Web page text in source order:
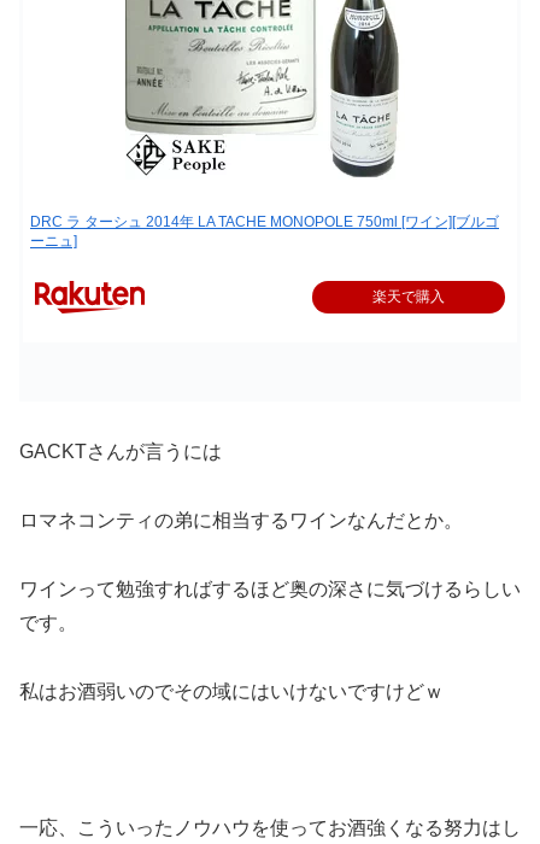
DRC ラ ターシュ 2014年 LA TACHE MONOPOLE 750ml [ワイン][ブルゴ
ーニュ]
楽天で購入
GACKTさんが言うには
ロマネコンティの弟に相当するワインなんだとか。
ワインって勉強すればするほど奥の深さに気づけるらしい
です。
私はお酒弱いのでその域にはいけないですけどｗ
一応、こういったノウハウを使ってお酒強くなる努力はし